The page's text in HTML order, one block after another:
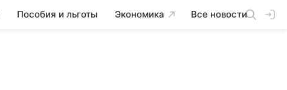
Пособия и льготы Экономика Все новости